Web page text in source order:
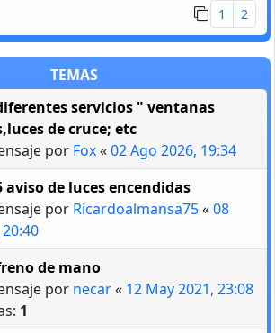
1 2
TEMAS
servicios " ventanas
de cruce; etc
por Fox«02 Ago 2026, 19:34
aviso de luces encendidas
por Ricardoalmansa75«08
de mano
por necar« 12 May 2021, 23:08
1